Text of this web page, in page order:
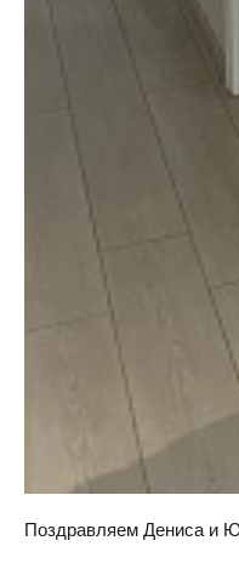
Поздравляем Дениса и